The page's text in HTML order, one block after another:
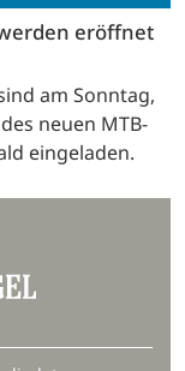
eröffnet
am Sonntag,
neuen MTB-
eingeladen.